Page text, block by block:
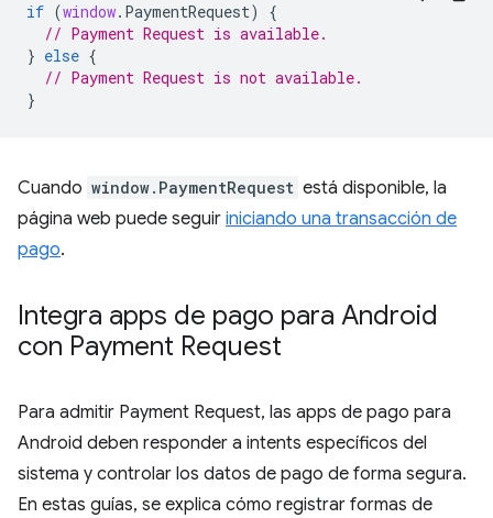
if (window. PaymentRequest)
{
// Payment Request is available.
} else {
// Payment Request is not available.
}
Cuando window.PaymentRequest está disponible, la
página web puede seguir iniciando una transacción de
pago.
Integra apps de pago para Android
con Payment Request
Para admitir Payment Request, las apps de pago para
Android deben responder a intents específicos del
sistema y controlar los datos de pago de forma segura.
En estas guías, se explica cómo registrar formas de